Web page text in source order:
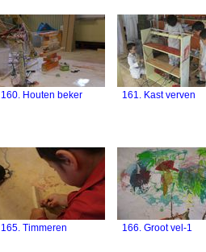
160. Houten beker 161. Kast verven
165. Timmeren 166. Groot vel-1